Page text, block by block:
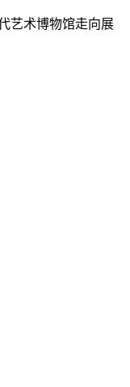
艺术博物馆走向展